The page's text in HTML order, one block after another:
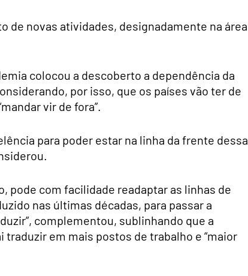
de novas atividades, designadamente na área
colocou a descoberto a dependência da
por isso, que os países vão ter de
vir de fora”.
para poder estar na linha da frente dessa
pode com facilidade readaptar as linhas de
nas últimas décadas, para passar a
complementou, sublinhando que a
traduzir em mais postos de trabalho e “maior